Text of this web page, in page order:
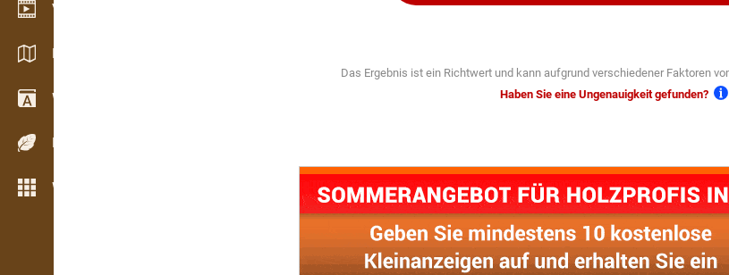
Video Showroom
Kataloge / Broschüren
Wörterbuch
Holzarten
Weitere Funktionen
Das Ergebnis ist ein Richtwert und kann aufgrund verschiedener Faktoren
Haben Sie eine Ungenauigkeit gefunden?